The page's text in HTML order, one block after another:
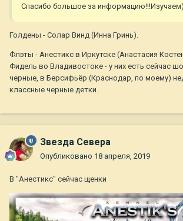
Спасибо большое за
Голдены - Солар Винд (Инна Гринь).
Флэты - Анестикс в Иркутске (Анастасия
Фидель во Владивостоке - у них есть сейчас
черные, в Берсифьёр (Краснодар, по моему)
классные черные детки.
Звезда Севера
Опубликовано 18 апреля, 2019
В "Анестикс" сейчас щенки